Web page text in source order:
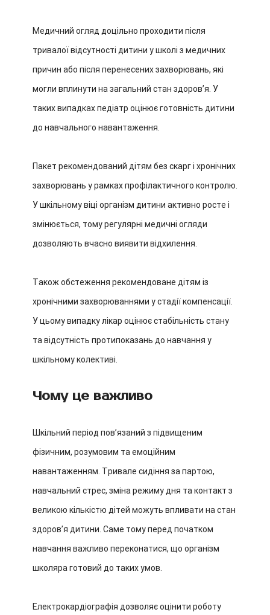
Медичний огляд доцільно проходити після
тривалої відсутності дитини у школі з медичних
причин або після перенесених захворювань, які
могли вплинути на загальний стан здоровʼя. У
таких випадках педіатр оцінює готовність дитини
до навчального навантаження.
Пакет рекомендований дітям без скарг і хронічних
захворювань у рамках профілактичного контролю.
У шкільному віці організм дитини активно росте і
змінюється, тому регулярні медичні огляди
дозволяють вчасно виявити відхилення.
Також обстеження рекомендоване дітям із
хронічними захворюваннями у стадії компенсації.
У цьому випадку лікар оцінює стабільність стану
та відсутність протипоказань до навчання у
шкільному колективі.
Чому це важливо
Шкільний період повʼязаний з підвищеним
фізичним, розумовим та емоційним
навантаженням. Тривале сидіння за партою,
навчальний стрес, зміна режиму дня та контакт з
великою кількістю дітей можуть впливати на стан
здоровʼя дитини. Саме тому перед початком
навчання важливо переконатися, що організм
школяра готовий до таких умов.
Електрокардіографія дозволяє оцінити роботу